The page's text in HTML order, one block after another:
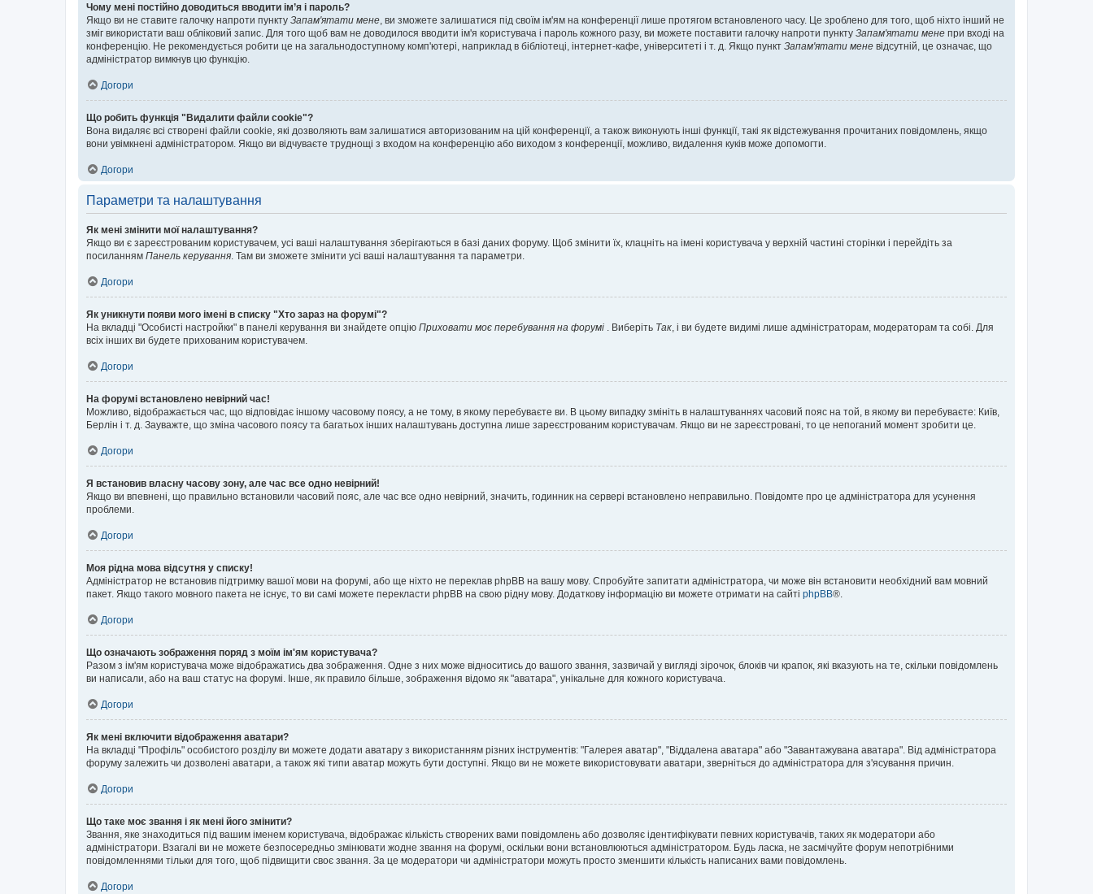
Чому мені постійно доводиться вводити ім’я і пароль?
Якщо ви не ставите галочку напроти пункту Запам'ятати мене , ви зможете залишатися під своїм ім'ям на конференції лише протягом встановленого часу. Це зроблено для того, щоб ніхто інший не
зміг використати ваш обліковий запис. Для того щоб вам не доводилося вводити ім'я користувача і пароль кожного разу, ви можете поставити галочку напроти пункту Запам'ятати мене при вході на
конференцію. Не рекомендується робити це на загальнодоступному комп'ютері, наприклад в бібліотеці, інтернет-кафе, університеті і т. д. Якщо пункт Запам'ятати мене відсутній, це означає, що
адміністратор вимкнув цю функцію.
Догори
Що робить функція "Видалити файли cookie"?
Вона видаляє всі створені файли cookie, які дозволяють вам залишатися авторизованим на цій конференції, а також виконують інші функції, такі як відстежування прочитаних повідомлень, якщо
вони увімкнені адміністратором. Якщо ви відчуваєте труднощі з входом на конференцію або виходом з конференції, можливо, видалення куків може допомогти.
Догори
Параметри та налаштування
Як мені змінити мої налаштування?
Якщо ви є зареєстрованим користувачем, усі ваші налаштування зберігаються в базі даних форуму. Щоб змінити їх, клацніть на імені користувача у верхній частині сторінки і перейдіть за
посиланням Панель керування . Там ви зможете змінити усі ваші налаштування та параметри.
Догори
Як уникнути появи мого імені в списку "Хто зараз на форумі"?
На вкладці "Особисті настройки" в панелі керування ви знайдете опцію Приховати моє перебування на форумі . Виберіть Так , і ви будете видимі лише адміністраторам, модераторам та собі. Для
всіх інших ви будете прихованим користувачем.
Догори
На форумі встановлено невірний час!
Можливо, відображається час, що відповідає іншому часовому поясу, а не тому, в якому перебуваєте ви. В цьому випадку змініть в налаштуваннях часовий пояс на той, в якому ви перебуваєте: Київ,
Берлін і т. д. Зауважте, що зміна часового поясу та багатьох інших налаштувань доступна лише зареєстрованим користувачам. Якщо ви не зареєстровані, то це непоганий момент зробити це.
Догори
Я встановив власну часову зону, але час все одно невірний!
Якщо ви впевнені, що правильно встановили часовий пояс, але час все одно невірний, значить, годинник на сервері встановлено неправильно. Повідомте про це адміністратора для усунення
проблеми.
Догори
Моя рідна мова відсутня у списку!
Адміністратор не встановив підтримку вашої мови на форумі, або ще ніхто не переклав phpBB на вашу мову. Спробуйте запитати адміністратора, чи може він встановити необхідний вам мовний
пакет. Якщо такого мовного пакета не існує, то ви самі можете перекласти phpBB на свою рідну мову. Додаткову інформацію ви можете отримати на сайті phpBB®.
Догори
Що означають зображення поряд з моїм ім'ям користувача?
Разом з ім'ям користувача може відображатись два зображення. Одне з них може відноситись до вашого звання, зазвичай у вигляді зірочок, блоків чи крапок, які вказують на те, скільки повідомлень
ви написали, або на ваш статус на форумі. Інше, як правило більше, зображення відомо як "аватара", унікальне для кожного користувача.
Догори
Як мені включити відображення аватари?
На вкладці "Профіль" особистого розділу ви можете додати аватару з використанням різних інструментів: "Галерея аватар", "Віддалена аватара" або "Завантажувана аватара". Від адміністратора
форуму залежить чи дозволені аватари, а також які типи аватар можуть бути доступні. Якщо ви не можете використовувати аватари, зверніться до адміністратора для з'ясування причин.
Догори
Що таке моє звання і як мені його змінити?
Звання, яке знаходиться під вашим іменем користувача, відображає кількість створених вами повідомлень або дозволяє ідентифікувати певних користувачів, таких як модератори або
адміністратори. Взагалі ви не можете безпосередньо змінювати жодне звання на форумі, оскільки вони встановлюються адміністратором. Будь ласка, не засмічуйте форум непотрібними
повідомленнями тільки для того, щоб підвищити своє звання. За це модератори чи адміністратори можуть просто зменшити кількість написаних вами повідомлень.
Догори